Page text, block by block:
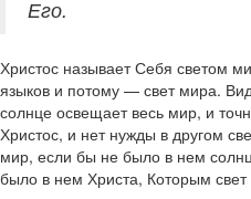
Его.
Христос называет Себя светом
языков и потому — свет мира.
солнце освещает весь мир, и
Христос, и нет нужды в другом
мир, если бы не было в нем
было в нем Христа, Которым